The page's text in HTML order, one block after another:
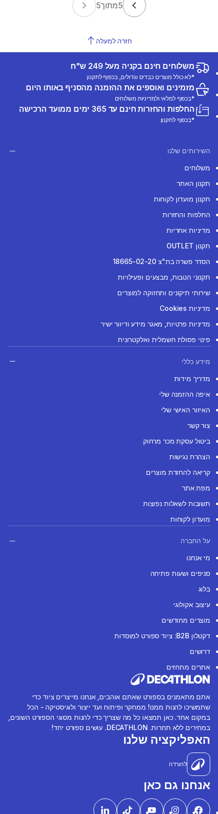
5מתוך5
חזרה למעלה
משלוחים חינם בקניה מעל 249 ש"ח
*לא כולל מוצרים כבדים וגדולים, בכפוף לתקנון
מזמינים ואוספים את ההזמנה מהסניף באותו היום
*בכפוף למלאי ולמדיניות משלוחים
החלפות והחזרות חינם עד 365 ימים ממועד הרכישה
*בכפוף לתקנון
השירותים שלנו
משלוחים
תקנון האתר
תקנון מועדון לקוחות
החלפות והחזרות
מדיניות אחריות
תקנון OUTLET
הסדר פשרה בת"צ 18665-02-20
תקנוני הטבות, מבצעים ופעילויות
שירותי תיקונים ותחזוקה למוצרים
מדיניות Cookies
מדיניות פרטיות, מאגר מידע ודיוור ישיר
פינוי פסולת חשמלית ואלקטרונית
מידע כללי
מדריך מידות
איפה ההזמנה שלי
האיזור האישי שלי
צור קשר
ביטול עסקת מכר מרחוק
הצהרת נגישות
קריאה להחזרת מוצרים
מפת אתר
תשובות לשאלות נפוצות
מועדון לקוחות
על החברה
מי אנחנו
סניפים ושעות פתיחה
בלוג
עיצוב אקולוגי
מוצרים מחודשים
דקטלון B2B: ציוד ספורט למוסדות
דרושים
אתרים מתחזים
אתם מתאמנים בספורט שאתם אוהבים, אנחנו מייצרים ציוד כדי
שתמשיכו להנות ממנו! ממחקר ופיתוח ועד ייצור ולוגיסטיקה - הכל
במקום אחד. כאן תמצאו כל מה שצריך כדי להנות מסוגי הספורט השונים,
במחירים ללא תחרות. DECATHLON. עושים ספורט יחד!
האפליקציה שלנו
להורדה
אנחנו גם כאן